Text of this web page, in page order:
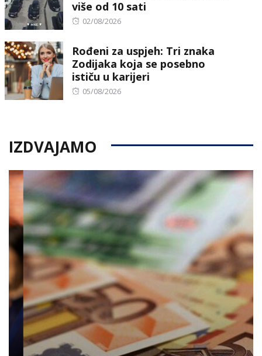
više od 10 sati
Posted
02/08/2026
Rođeni za uspjeh: Tri znaka
Zodijaka koja se posebno
ističu u karijeri
Posted
05/08/2026
IZDVAJAMO